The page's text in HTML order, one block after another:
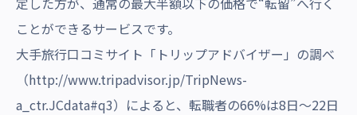
ことができるサービスです。
大手旅行口コミサイト「トリップアドバイザー」の調べ
（http://www.tripadvisor.jp/TripNews-
a_ctr.JCdata#q3）によると、転職者の66%は8日～22日